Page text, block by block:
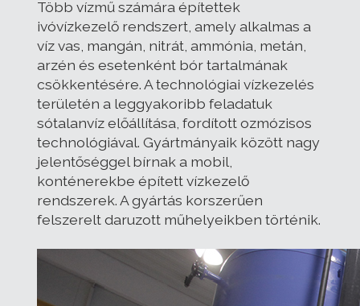
Több vízmű számára építettek
ivóvízkezelő rendszert, amely alkalmas a
víz vas, mangán, nitrát, ammónia, metán,
arzén és esetenként bór tartalmának
csökkentésére. A technológiai vízkezelés
területén a leggyakoribb feladatuk
sótalanvíz előállítása, fordított ozmózisos
technológiával. Gyártmányaik között nagy
jelentőséggel bírnak a mobil,
konténerekbe épített vízkezelő
rendszerek. A gyártás korszerűen
felszerelt daruzott műhelyeikben történik.